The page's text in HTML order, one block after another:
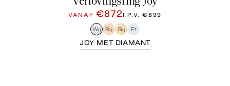
VANAF €872I.P.V.€899
Wg Rg Gg Pt
JOY MET DIAMANT